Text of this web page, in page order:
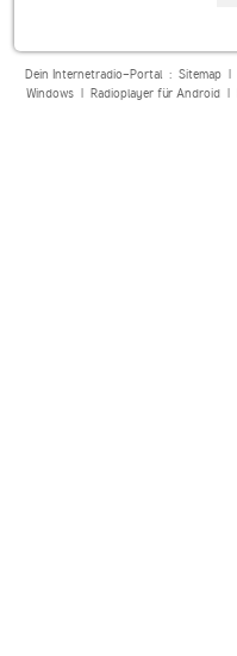
Dein Internetradio-Portal : Sitemap|
Windows| Radioplayer für Android|